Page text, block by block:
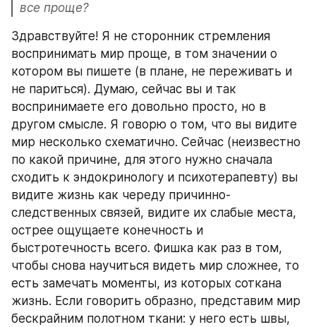
все проще?
Здравствуйте! Я не сторонник стремления
воспринимать мир проще, в том значении о
котором вы пишете (в плане, не переживать и
не париться). Думаю, сейчас вы и так
воспринимаете его довольно просто, но в
другом смысле. Я говорю о том, что вы видите
мир несколько схематично. Сейчас (неизвестно
по какой причине, для этого нужно сначала
сходить к эндокринологу и психотерапевту) вы
видите жизнь как череду причинно-
следственных связей, видите их слабые места,
острее ощущаете конечность и
быстротечность всего. Фишка как раз в том,
чтобы снова научиться видеть мир сложнее, то
есть замечать моменты, из которых соткана
жизнь. Если говорить образно, представим мир
бескрайним полотном ткани: у него есть швы,